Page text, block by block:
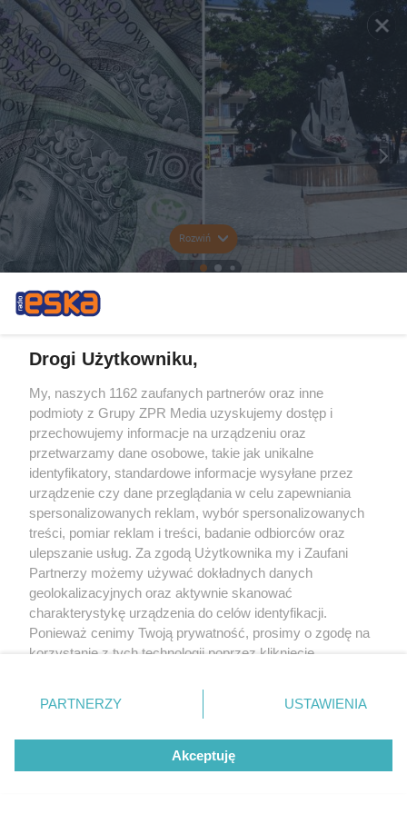
Rozwiń
Drogi Użytkowniku,
My, naszych 1162 zaufanych partnerów oraz inne
podmioty z Grupy ZPR Media uzyskujemy dostęp i
przechowujemy informacje na urządzeniu oraz
przetwarzamy dane osobowe, takie jak unikalne
identyfikatory, standardowe informacje wysyłane przez
urządzenie czy dane przeglądania w celu zapewniania
spersonalizowanych reklam, wybór spersonalizowanych
treści, pomiar reklam i treści, badanie odbiorców oraz
ulepszanie usług. Za zgodą Użytkownika my i Zaufani
Partnerzy możemy używać dokładnych danych
geolokalizacyjnych oraz aktywnie skanować
charakterystykę urządzenia do celów identyfikacji.
Ponieważ cenimy Twoją prywatność, prosimy o zgodę na
korzystanie z tych technologii poprzez kliknięcie
zmienić/wycofać klikając przycisk ustawień prywatności
znajdujący się w lewym dolnym rogu strony
rodzaje przetwarzania danych nie wymagają zgody
użytkownika, ale masz prawo sprzeciwić się takiemu
przetwarzaniu. Preferencje będą miały zastosowanie tylko
PARTNERZY USTAWIENIA
Akceptuję